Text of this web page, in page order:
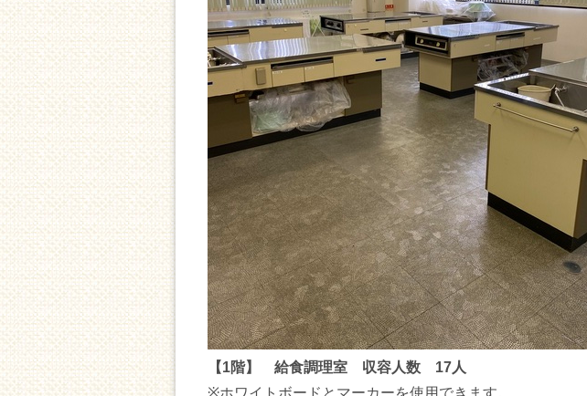
【1階】 給食調理室 収容人数 17人
※ホワイトボードとマーカーを使用できます。